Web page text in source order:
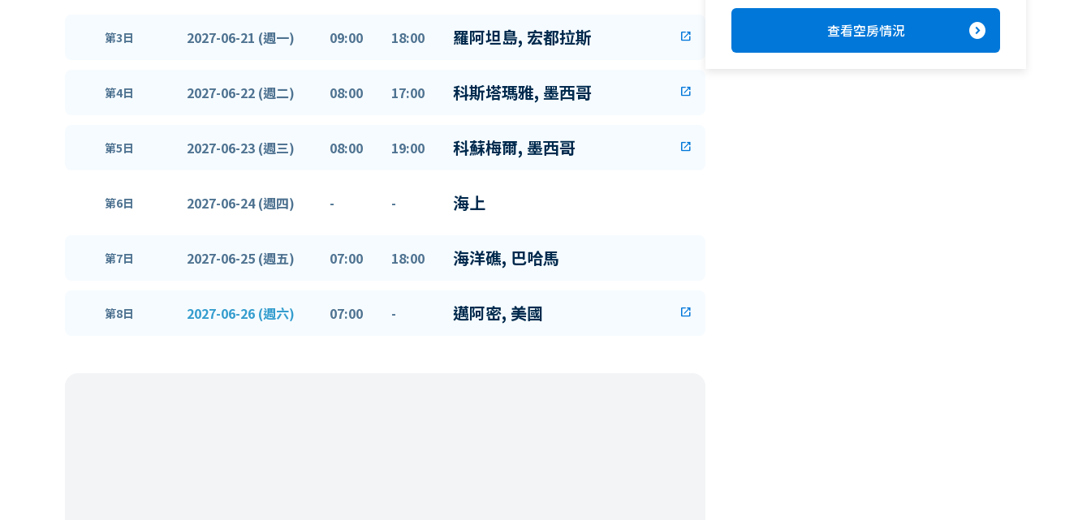
第3日 2027-06-21 (週一) 09:00 18:00 羅阿坦島, 宏都拉斯 open_in_new
第4日 2027-06-22 (週二) 08:00 17:00 科斯塔瑪雅, 墨西哥 open_in_new
第5日 2027-06-23 (週三) 08:00 19:00 科蘇梅爾, 墨西哥 open_in_new
第6日 2027-06-24 (週四) - - 海上
第7日 2027-06-25 (週五) 07:00 18:00 海洋礁, 巴哈馬
第8日 2027-06-26 (週六) 07:00 - 邁阿密, 美國 open_in_new
查看空房情況 expand_circle_right